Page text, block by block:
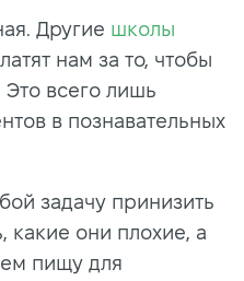
Другие школы
нам за то, чтобы
всего лишь
в познавательных
задачу принизить
какие они плохие, а
пищу для